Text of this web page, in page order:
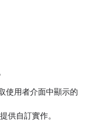
使用者介面中顯示的
供自訂實作。